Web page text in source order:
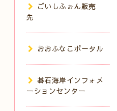
ごいしふぉん販売
先
おおふなこポータル
碁石海岸インフォメ
ーションセンター